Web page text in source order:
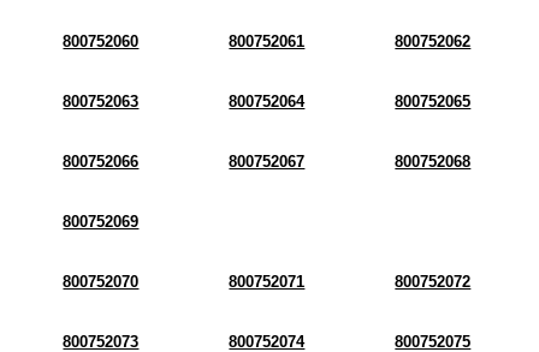
800752060 800752061 800752062
800752063 800752064 800752065
800752066 800752067 800752068
800752069
800752070 800752071 800752072
800752073 800752074 800752075